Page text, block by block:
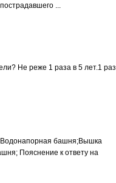
...
Не реже 1 раза в 5 лет.1 раз
башня;Вышка
Пояснение к ответу на